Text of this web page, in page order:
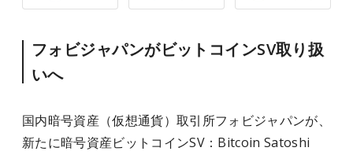
フォビジャパンがビットコインSV取り扱
いへ
国内暗号資産（仮想通貨）取引所フォビジャパンが、
新たに暗号資産ビットコインSV：Bitcoin Satoshi